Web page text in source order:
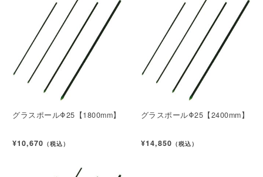
グラスポールΦ25【1800mm】
¥10,670 （税込）
グラスポールΦ25【2400mm】
¥14,850 （税込）